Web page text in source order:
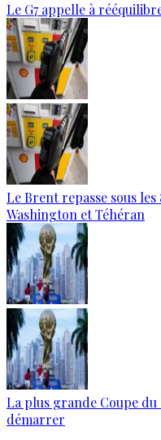
Le G7 appelle à
Le Brent repasse sous
Washington et Téhéran
La plus grande Coupe du
démarrer